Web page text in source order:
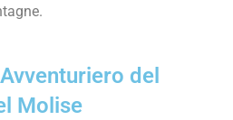
del
Molise